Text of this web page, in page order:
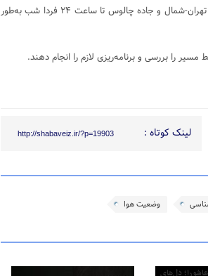
جانشین پلیس راه راهور فراجا تأکید کرد: بر این اساس، آزادراه تهران-شمال و جاده چالوس تا ساعت ۲۴ فردا شب به‌طور
را بررسی و برنامه‌ریزی لازم را انجام دهند.
لینک کوتاه : http://shabaveiz.ir/?p=19903
وضعیت هوا